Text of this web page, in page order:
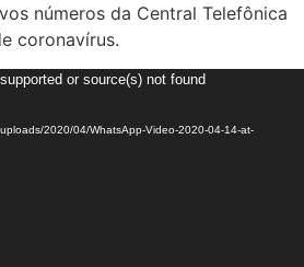
números da Central Telefônica
coronavírus.
or source(s) not found
2020/04/WhatsApp-Video-2020-04-14-at-